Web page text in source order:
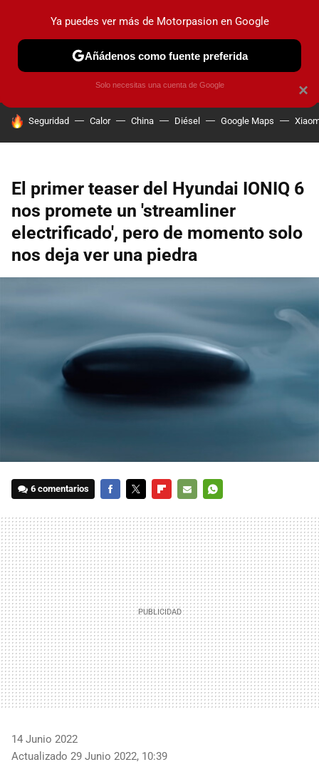
PRUEBAS COCHES ELÉCTRICOS OBSERVATORIO
HOY SE HABLA DE
Seguridad Calor China Diésel Google Maps
El primer teaser del Hyundai IONIQ 6
nos promete un 'streamliner
electrificado', pero de momento solo
nos deja ver una piedra
6 comentarios
MAIL
14 Junio 2022
Actualizado 29 Junio 2022, 10:39
×
Ya puedes ver más de Motorpasion en Google
Añádenos como fuente preferida
Solo necesitas una cuenta de Google